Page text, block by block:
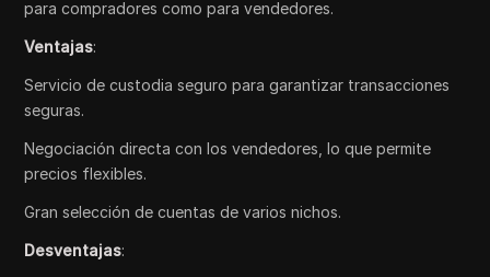
para compradores como para vendedores.
Ventajas:
Servicio de custodia seguro para garantizar transacciones
seguras.
Negociación directa con los vendedores, lo que permite
precios flexibles.
Gran selección de cuentas de varios nichos.
Desventajas: